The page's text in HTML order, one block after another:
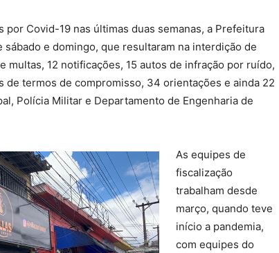
Covid-19 nas últimas duas semanas, a Prefeitura
e domingo, que resultaram na interdição de
multas, 12 notificações, 15 autos de infração por ruído,
de termos de compromisso, 34 orientações e ainda 22
Polícia Militar e Departamento de Engenharia de
As equipes de
fiscalização
trabalham desde
março, quando teve
início a pandemia,
com equipes do